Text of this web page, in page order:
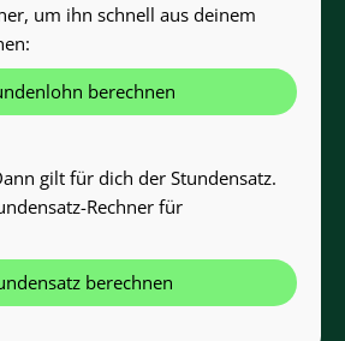
um ihn schnell aus deinem
berechnen
gilt für dich der Stundensatz.
Rechner für
berechnen